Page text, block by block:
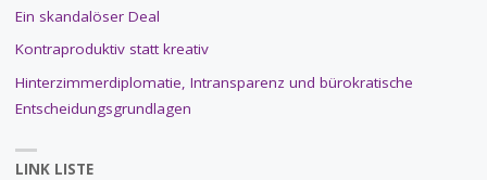
Ein skandalöser Deal
Kontraproduktiv statt kreativ
Hinterzimmerdiplomatie, Intransparenz und bürokratische
Entscheidungsgrundlagen
LINK LISTE